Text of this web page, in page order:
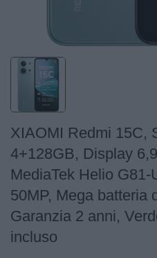
XIAOMI Redmi 15C,
4+128GB, Display
MediaTek Helio
50MP, Mega batteria
Garanzia 2 anni,
incluso